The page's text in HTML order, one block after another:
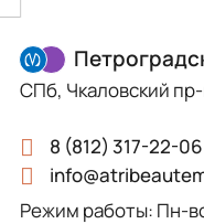
СПб, Чкаловский
8 (812) 317-22-06
Режим работы: Пн-